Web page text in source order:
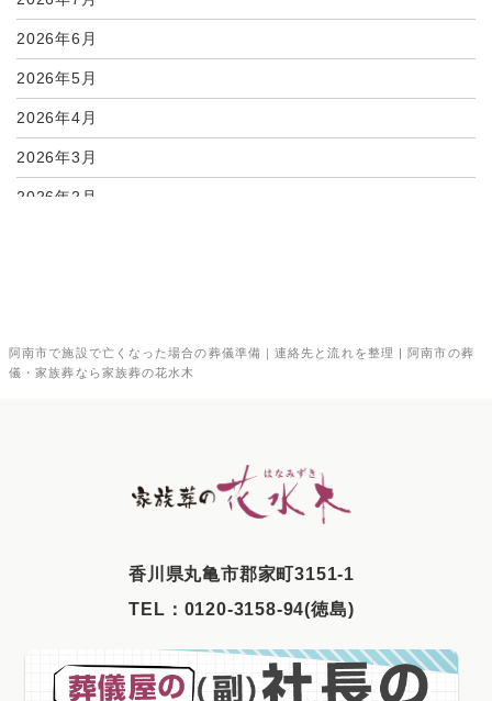
阿南市で施設で亡くなった場合の葬儀準備｜連絡先と流れを整理 | 阿南市の葬
儀・家族葬なら家族葬の花水木
2026年6月
2026年5月
2026年4月
2026年3月
2026年2月
2025年10月
2025年2月
⾹川県丸⻲市郡家町3151-1
TEL： 0120-3158-94(徳島)